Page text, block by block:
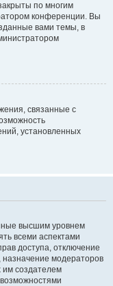
по многим
конференции. Вы
вами темы, в
связанные с
установленных
высшим уровнем
всеми аспектами
доступа, отключение
назначение модераторов
им создателем